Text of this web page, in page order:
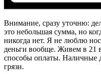
Внимание, сразу уточню:
это небольшая сумма, но
никогда нет. Я не люблю
деньги вообще. Живем в 21
способы оплаты. Наличные
грязи.